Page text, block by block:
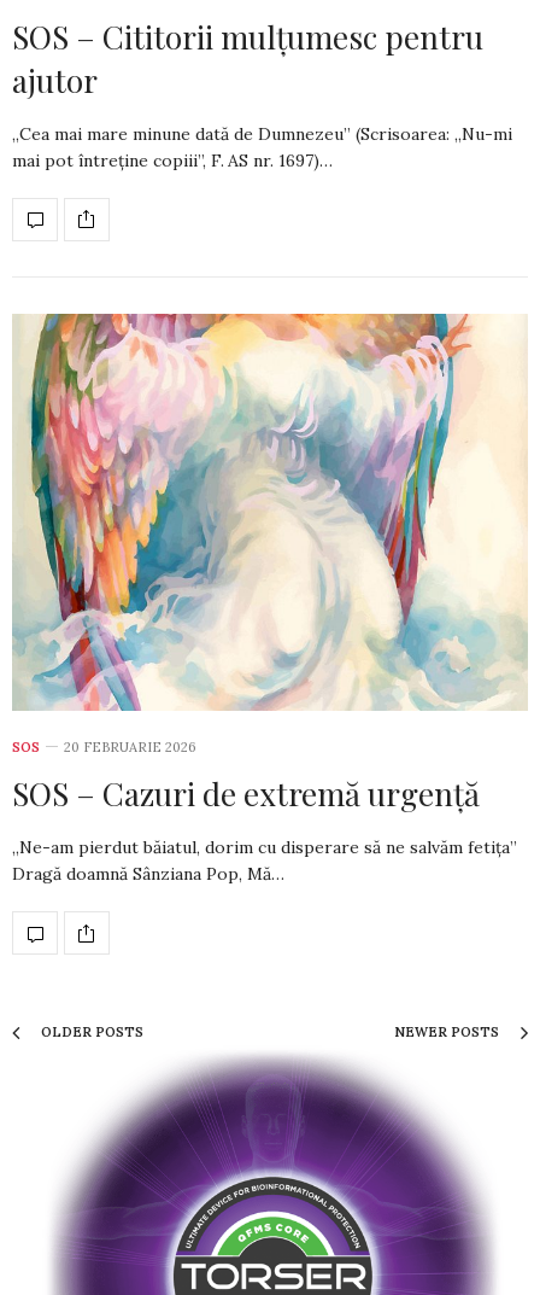
SOS – Cititorii mulțumesc pentru
ajutor
„Cea mai mare minune dată de Dumnezeu” (Scrisoarea: „Nu-mi
mai pot întreține copiii”, F. AS nr. 1697)…
SOS 20 FEBRUARIE 2026
SOS – Cazuri de extremă urgență
„Ne-am pierdut băiatul, dorim cu disperare să ne salvăm fetița”
Dragă doamnă Sânziana Pop, Mă…
OLDER POSTS NEWER POSTS